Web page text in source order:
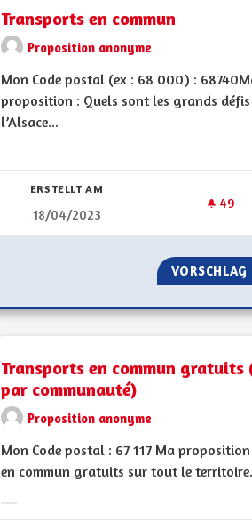
Transports en commun
Proposition anonyme
Mon Code postal (ex : 68 000) :
proposition : Quels sont les grands
l’Alsace...
ERSTELLT AM
18/04/2023
49
Transports en commun gratuits
par communauté)
Proposition anonyme
Mon Code postal : 67 117 Ma
en commun gratuits sur tout le